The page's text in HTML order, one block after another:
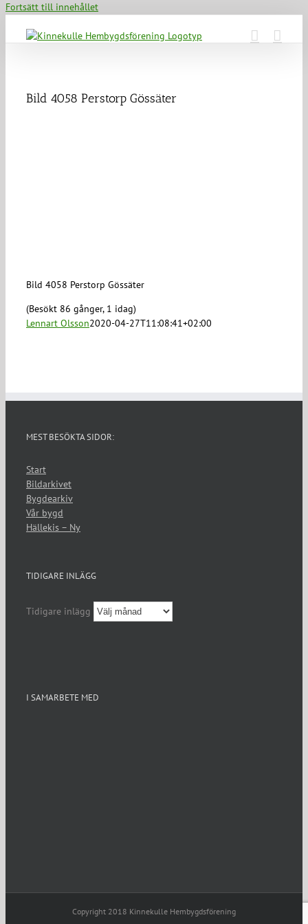
Fortsätt till innehållet
Bild 4058 Perstorp Gössäter
Bild 4058 Perstorp Gössäter
(Besökt 86 gånger, 1 idag)
Lennart Olsson2020-04-27T11:08:41+02:00
MEST BESÖKTA SIDOR:
Start
Bildarkivet
Bygdearkiv
Vår bygd
Hällekis – Ny
TIDIGARE INLÄGG
Tidigare inlägg
I SAMARBETE MED
Copyright 2018 Kinnekulle Hembygdsförening